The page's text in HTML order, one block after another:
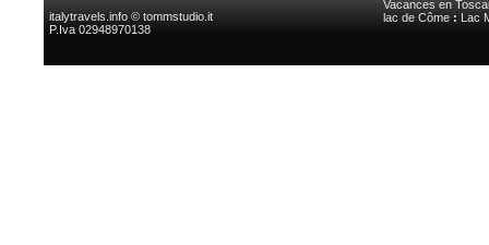
italytravels.info © tommstudio.it
P.Iva 02948970138
Vacances en
lac de Côme : Lac